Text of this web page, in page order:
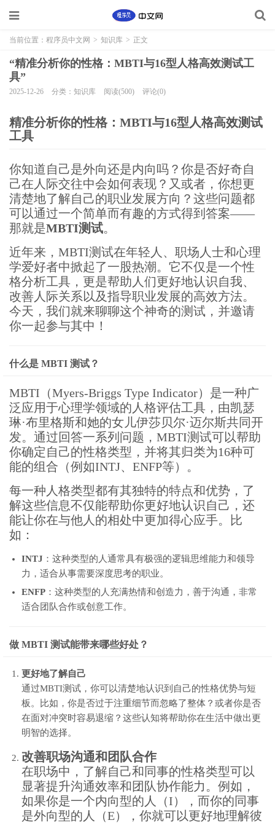
当前位置： 程序员中文网 > 知识库 > 正文
“精准分析你的性格：MBTI与16型人格高效测试工
具”
2025-12-26 分类：知识库 阅读(500) 评论(0)
精准分析你的性格：MBTI与16型人格高效测试
工具
你知道自己是外向还是内向吗？你是否好奇自
己在人际交往中会如何表现？又或者，你想更
清楚地了解自己的职业发展方向？这些问题都
可以通过一个简单而有趣的方式得到答案——
那就是MBTI测试。
近年来，MBTI测试在年轻人、职场人士和心理
学爱好者中掀起了一股热潮。它不仅是一个性
格分析工具，更是帮助人们更好地认识自我、
改善人际关系以及指导职业发展的高效方法。
今天，我们就来聊聊这个神奇的测试，并邀请
你一起参与其中！
什么是 MBTI 测试？
MBTI（Myers-Briggs Type Indicator）是一种广
泛应用于心理学领域的人格评估工具，由凯瑟
琳·布里格斯和她的女儿伊莎贝尔·迈尔斯共同开
发。通过回答一系列问题，MBTI测试可以帮助
你确定自己的性格类型，并将其归类为16种可
能的组合（例如INTJ、ENFP等）。
每一种人格类型都有其独特的特点和优势，了
解这些信息不仅能帮助你更好地认识自己，还
能让你在与他人的相处中更加得心应手。比
如：
INTJ ：这种类型的人通常具有极强的逻辑思维能力和领导
力，适合从事需要深度思考的职业。
ENFP ：这种类型的人充满热情和创造力，善于沟通，非常
适合团队合作或创意工作。
做 MBTI 测试能带来哪些好处？
更好地了解自己
通过MBTI测试，你可以清楚地认识到自己的性格优势与短
板。比如，你是否过于注重细节而忽略了整体？或者你是否
在面对冲突时容易退缩？这些认知将帮助你在生活中做出更
明智的选择。
改善职场沟通和团队合作
在职场中，了解自己和同事的性格类型可以
显著提升沟通效率和团队协作能力。例如，
如果你是一个内向型的人（I），而你的同事
是外向型的人（E），你就可以更好地理解彼